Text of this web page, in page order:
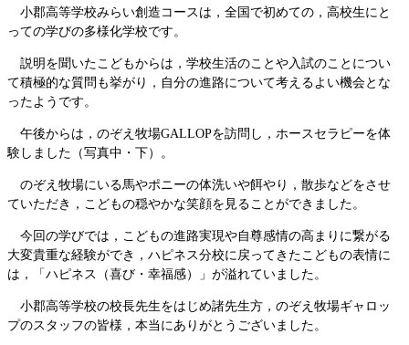
小郡高等学校みらい創造コースは，全国で初めての，高校生にと
っての学びの多様化学校です。
説明を聞いたこどもからは，学校生活のことや入試のことについ
て積極的な質問も挙がり，自分の進路について考えるよい機会とな
ったようです。
午後からは，のぞえ牧場GALLOPを訪問し，ホースセラピーを体
験しました（写真中・下）。
のぞえ牧場にいる馬やポニーの体洗いや餌やり，散歩などをさせ
ていただき，こどもの穏やかな笑顔を見ることができました。
今回の学びでは，こどもの進路実現や自尊感情の高まりに繋がる
大変貴重な経験ができ，ハピネス分校に戻ってきたこどもの表情に
は，「ハピネス（喜び・幸福感）」が溢れていました。
小郡高等学校の校長先生をはじめ諸先生方，のぞえ牧場ギャロッ
プのスタッフの皆様，本当にありがとうございました。